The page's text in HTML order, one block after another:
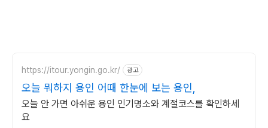
https://itour.yongin.go.kr/ 광고
오늘 뭐하지 용인 어때 한눈에 보는 용인,
오늘 안 가면 아쉬운 용인 인기명소와 계절코스를 확인하세
요